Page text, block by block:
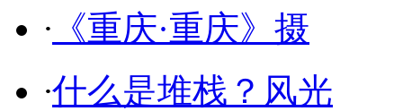
· 《重庆·重庆》摄
·什么是堆栈？风光